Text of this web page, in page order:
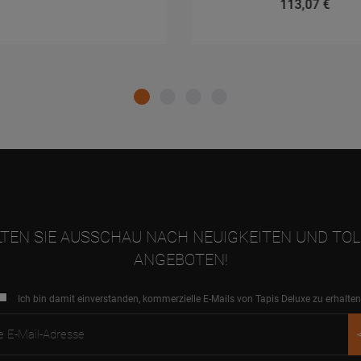
113,07 €
SIE AUSSCHAU NACH NEUIGKEITEN UND
ANGEBOTEN!
Ich bin damit einverstanden, kommerzielle E-Mails von Tapis Deluxe zu